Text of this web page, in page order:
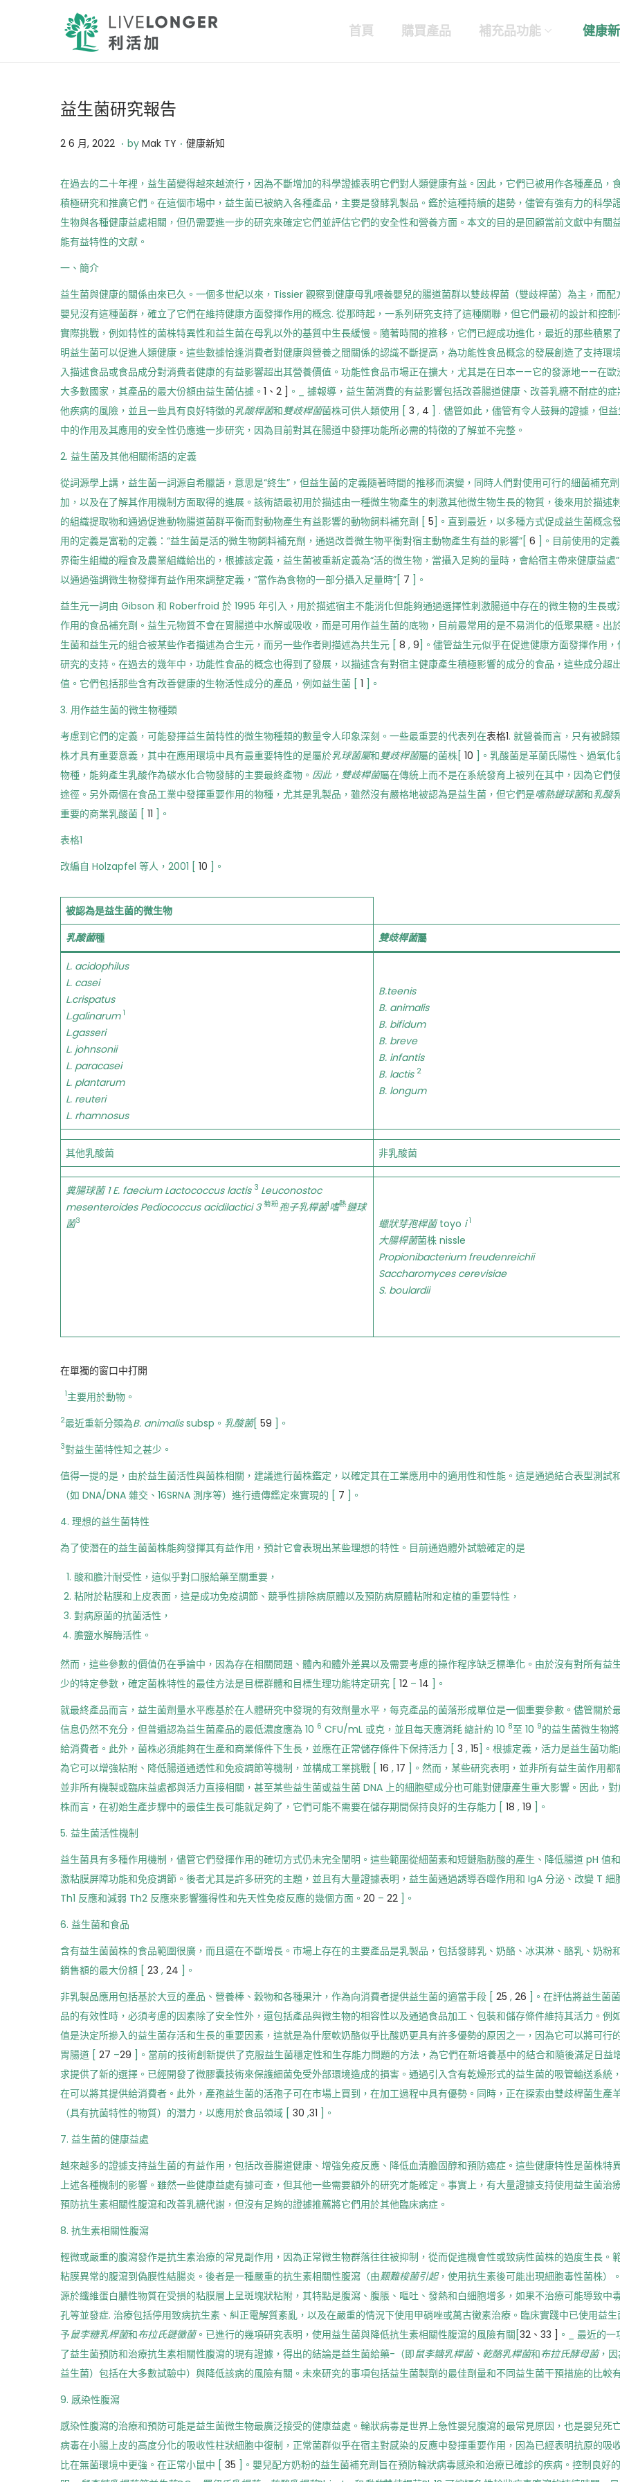
首頁 購買產品 補充品功能 健康
益生菌研究報告
Posted on
2 6 月, 2022 2
月
,
2
0
. by Mak TY . Posted in
健康新知
在過去的二十年裡，益生菌變得越來越流行，因為不斷增加的科學證據表明它們對人類健康有益。因此，它們已被用作各種產品，
積極研究和推廣它們。在這個市場中，益生菌已被納入各種產品，主要是發酵乳製品。鑑於這種持續的趨勢，儘管有強有力的科學
生物與各種健康益處相關，但仍需要進一步的研究來確定它們並評估它們的安全性和營養方面。本文的目的是回顧當前文獻中有關
能有益特性的文獻。
一、簡介
益生菌與健康的關係由來已久。一個多世紀以來，Tissier 觀察到健康母乳喂養嬰兒的腸道菌群以雙歧桿菌（雙歧桿菌）為主，而配
嬰兒沒有這種菌群，確立了它們在維持健康方面發揮作用的概念. 從那時起，一系列研究支持了這種關聯，但它們最初的設計和控
實際挑戰，例如特性的菌株特異性和益生菌在母乳以外的基質中生長緩慢。隨著時間的推移，它們已經成功進化，最近的那些積累
明益生菌可以促進人類健康。這些數據恰逢消費者對健康與營養之間關係的認識不斷提高，為功能性食品概念的發展創造了支持環
入描述食品或食品成分對消費者健康的有益影響超出其營養價值。功能性食品市場正在擴大，尤其是在日本——它的發源地——在歐
大多數國家，其產品的最大份額由益生菌佔據。 1、2 ] 。_ 據報導，益生菌消費的有益影響包括改善腸道健康、改善乳糖不耐症的
他疾病的風險，並且一些具有良好特徵的乳酸桿菌和雙歧桿菌菌株可供人類使用 [ 3 , 4 ] . 儘管如此，儘管有令人鼓舞的證據，但
中的作用及其應用的安全性仍應進一步研究，因為目前對其在腸道中發揮功能所必需的特徵的了解並不完整。
2. 益生菌及其他相關術語的定義
從詞源學上講，益生菌一詞源自希臘語，意思是“終生”，但益生菌的定義隨著時間的推移而演變，同時人們對使用可行的細菌補充
加，以及在了解其作用機制方面取得的進展。該術語最初用於描述由一種微生物產生的刺激其他微生物生長的物質，後來用於描述
的組織提取物和通過促進動物腸道菌群平衡而對動物產生有益影響的動物飼料補充劑 [ 5 ]。直到最近，以多種方式促成益生菌概念
用的定義是富勒的定義：“益生菌是活的微生物飼料補充劑，通過改善微生物平衡對宿主動物產生有益的影響”[ 6 ]。目前使用的定
界衛生組織的糧食及農業組織給出的，根據該定義，益生菌被重新定義為“活的微生物，當攝入足夠的量時，會給宿主帶來健康益處
以通過強調微生物發揮有益作用來調整定義，“當作為食物的一部分攝入足量時”[ 7 ]。
益生元一詞由 Gibson 和 Roberfroid 於 1995 年引入，用於描述宿主不能消化但能夠通過選擇性刺激腸道中存在的微生物的生長或
作用的食品補充劑。益生元物質不會在胃腸道中水解或吸收，而是可用作益生菌的底物，目前最常用的是不易消化的低聚果糖。出
生菌和益生元的組合被某些作者描述為合生元，而另一些作者則描述為共生元 [ 8 , 9 ]。儘管益生元似乎在促進健康方面發揮作用
研究的支持。在過去的幾年中，功能性食品的概念也得到了發展，以描述含有對宿主健康產生積極影響的成分的食品，這些成分超
值。它們包括那些含有改善健康的生物活性成分的產品，例如益生菌 [ 1 ]。
3. 用作益生菌的微生物種類
考慮到它們的定義，可能發揮益生菌特性的微生物種類的數量令人印象深刻。一些最重要的代表列在表格1. 就營養而言，只有被歸
株才具有重要意義，其中在應用環境中具有最重要特性的是屬於乳球菌屬和雙歧桿菌屬的菌株[ 10 ]。乳酸菌是革蘭氏陽性、過氧
物種，能夠產生乳酸作為碳水化合物發酵的主要最終產物。 因此，雙歧桿菌屬在傳統上而不是在系統發育上被列在其中，因為它們
途徑。另外兩個在食品工業中發揮重要作用的物種，尤其是乳製品，雖然沒有嚴格地被認為是益生菌，但它們是嗜熱鏈球菌和乳酸
重要的商業乳酸菌 [ 11 ]。
表格1
改編自 Holzapfel 等人，2001 [ 10 ]。
被認為是益生菌的微生物
乳酸菌種 雙歧桿菌屬
L. acidophilus
L. casei
L.crispatus
L.galinarum 1
L.gasseri
L. johnsonii
L. paracasei
L. plantarum
L. reuteri
L. rhamnosus
B.teenis
B. animalis
B. bifidum
B. breve
B. infantis
B. lactis 2
B. longum
其他乳酸菌 非乳酸菌
糞腸球菌 1 E. faecium Lactococcus lactis 3 Leuconostoc
mesenteroides Pediococcus acidilactici 3 菊粉孢子乳桿菌1嗜熱鏈球
菌3 蠟狀芽孢桿菌 toyo i1
大腸桿菌菌株 nissle
Propionibacterium freudenreichii
Saccharomyces cerevisiae
S. boulardii
在單獨的窗口中打開
1主要用於動物。
2最近重新分類為B. animalissubsp。 乳酸菌[ 59 ]。
3對益生菌特性知之甚少。
值得一提的是，由於益生菌活性與菌株相關，建議進行菌株鑑定，以確定其在工業應用中的適用性和性能。這是通過結合表型測試
（如 DNA/DNA 雜交、16SRNA 測序等）進行遺傳鑑定來實現的 [ 7 ]。
4. 理想的益生菌特性
為了使潛在的益生菌菌株能夠發揮其有益作用，預計它會表現出某些理想的特性。目前通過體外試驗確定的是
酸和膽汁耐受性，這似乎對口服給藥至關重要，
粘附於粘膜和上皮表面，這是成功免疫調節、競爭性排除病原體以及預防病原體粘附和定植的重要特性，
對病原菌的抗菌活性，
膽鹽水解酶活性。
然而，這些參數的價值仍在爭論中，因為存在相關問題、體內和體外差異以及需要考慮的操作程序缺乏標準化。由於沒有對所有益
少的特定參數，確定菌株特性的最佳方法是目標群體和目標生理功能特定研究 [ 12 – 14 ]。
就最終產品而言，益生菌劑量水平應基於在人體研究中發現的有效劑量水平，每克產品的菌落形成單位是一個重要參數。儘管關於
信息仍然不充分，但普遍認為益生菌產品的最低濃度應為 10 6 CFU/mL 或克，並且每天應消耗 總計約 10 8至 10 9的益生菌微生物
給消費者。此外，菌株必須能夠在生產和商業條件下生長，並應在正常儲存條件下保持活力 [ 3 , 15 ]。根據定義，活力是益生菌功
為它可以增強粘附、降低腸道通透性和免疫調節等機制，並構成工業挑戰 [ 16 , 17 ]。然而，某些研究表明，並非所有益生菌作用都
並非所有機製或臨床益處都與活力直接相關，甚至某些益生菌或益生菌 DNA 上的細胞壁成分也可能對健康產生重大影響。因此，
株而言，在初始生產步驟中的最佳生長可能就足夠了，它們可能不需要在儲存期間保持良好的生存能力 [ 18 , 19 ]。
5. 益生菌活性機制
益生菌具有多種作用機制，儘管它們發揮作用的確切方式仍未完全闡明。這些範圍從細菌素和短鏈脂肪酸的產生、降低腸道 pH 值
激粘膜屏障功能和免疫調節。後者尤其是許多研究的主題，並且有大量證據表明，益生菌通過誘導吞噬作用和 IgA 分泌、改變 T 細
Th1 反應和減弱 Th2 反應來影響獲得性和先天性免疫反應的幾個方面。 20 – 22 ]。
6. 益生菌和食品
含有益生菌菌株的食品範圍很廣，而且還在不斷增長。市場上存在的主要產品是乳製品，包括發酵乳、奶酪、冰淇淋、酪乳、奶粉
銷售額的最大份額 [ 23 , 24 ]。
非乳製品應用包括基於大豆的產品、營養棒、穀物和各種果汁，作為向消費者提供益生菌的適當手段 [ 25 , 26 ]。在評估將益生菌
品的有效性時，必須考慮的因素除了安全性外，還包括產品與微生物的相容性以及通過食品加工、包裝和儲存條件維持其活力。例
值是決定所摻入的益生菌存活和生長的重要因素，這就是為什麼軟奶酪似乎比酸奶更具有許多優勢的原因之一，因為它可以將可行
胃腸道 [ 27 –29 ]。當前的技術創新提供了克服益生菌穩定性和生存能力問題的方法，為它們在新培養基中的結合和隨後滿足日益
求提供了新的選擇。已經開發了微膠囊技術來保護細菌免受外部環境造成的損害。通過引入含有乾燥形式的益生菌的吸管輸送系統
在可以將其提供給消費者。此外，產孢益生菌的活孢子可在市場上買到，在加工過程中具有優勢。同時，正在探索由雙歧桿菌生產
（具有抗菌特性的物質）的潛力，以應用於食品領域 [ 30 ,31 ]。
7. 益生菌的健康益處
越來越多的證據支持益生菌的有益作用，包括改善腸道健康、增強免疫反應、降低血清膽固醇和預防癌症。這些健康特性是菌株特
上述各種機制的影響。雖然一些健康益處有據可查，但其他一些需要額外的研究才能確定。事實上，有大量證據支持使用益生菌治
預防抗生素相關性腹瀉和改善乳糖代謝，但沒有足夠的證據推薦將它們用於其他臨床病症。
8. 抗生素相關性腹瀉
輕微或嚴重的腹瀉發作是抗生素治療的常見副作用，因為正常微生物群落往往被抑制，從而促進機會性或致病性菌株的過度生長。
粘膜異常的腹瀉到偽膜性結腸炎。後者是一種嚴重的抗生素相關性腹瀉（由艱難梭菌引起，使用抗生素後可能出現細胞毒性菌株）
源於纖維蛋白膿性物質在受損的粘膜層上呈斑塊狀粘附，其特點是腹瀉、腹脹、嘔吐、發熱和白細胞增多，如果不治療可能導致中
孔等並發症. 治療包括停用致病抗生素、糾正電解質紊亂，以及在嚴重的情況下使用甲硝唑或萬古黴素治療。臨床實踐中已使用益
予鼠李糖乳桿菌和布拉氏鏈黴菌。已進行的幾項研究表明，使用益生菌與降低抗生素相關性腹瀉的風險有關[32、33 ] 。_ 最近的
了益生菌預防和治療抗生素相關性腹瀉的現有證據，得出的結論是益生菌給藥-（即鼠李糖乳桿菌、乾酪乳桿菌和布拉氏酵母菌，
益生菌）包括在大多數試驗中）與降低該病的風險有關。未來研究的事項包括益生菌製劑的最佳劑量和不同益生菌干預措施的比較
9. 感染性腹瀉
感染性腹瀉的治療和預防可能是益生菌微生物最廣泛接受的健康益處。輪狀病毒是世界上急性嬰兒腹瀉的最常見原因，也是嬰兒死
病毒在小腸上皮的高度分化的吸收性柱狀細胞中復制，正常菌群似乎在宿主對感染的反應中發揮重要作用，因為已經表明抗原的吸
比在無菌環境中更強。在正常小鼠中 [ 35 ]。嬰兒配方奶粉的益生菌補充劑旨在預防輪狀病毒感染和治療已確診的疾病。控制良好